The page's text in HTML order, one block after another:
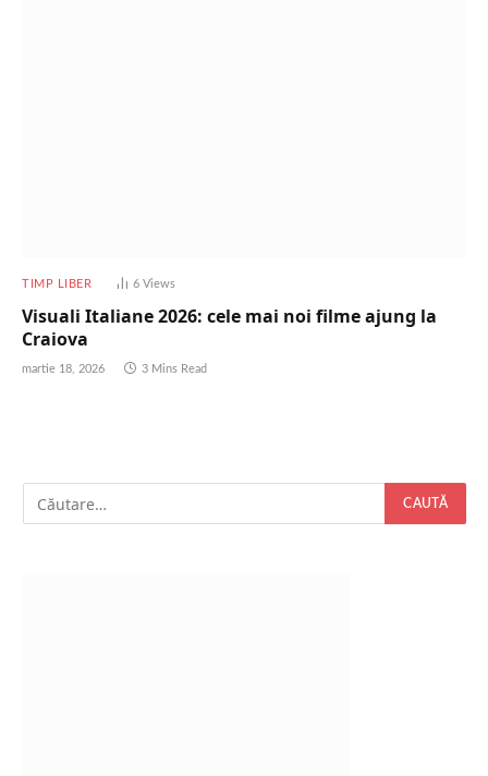
TIMP LIBER 6 Views
Visuali Italiane 2026: cele mai noi filme ajung la
Craiova
martie 18, 2026 3 Mins Read